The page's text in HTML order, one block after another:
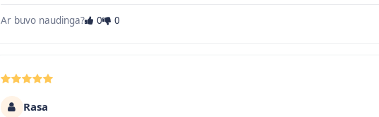
Ar buvo naudinga? 0 0
Rasa